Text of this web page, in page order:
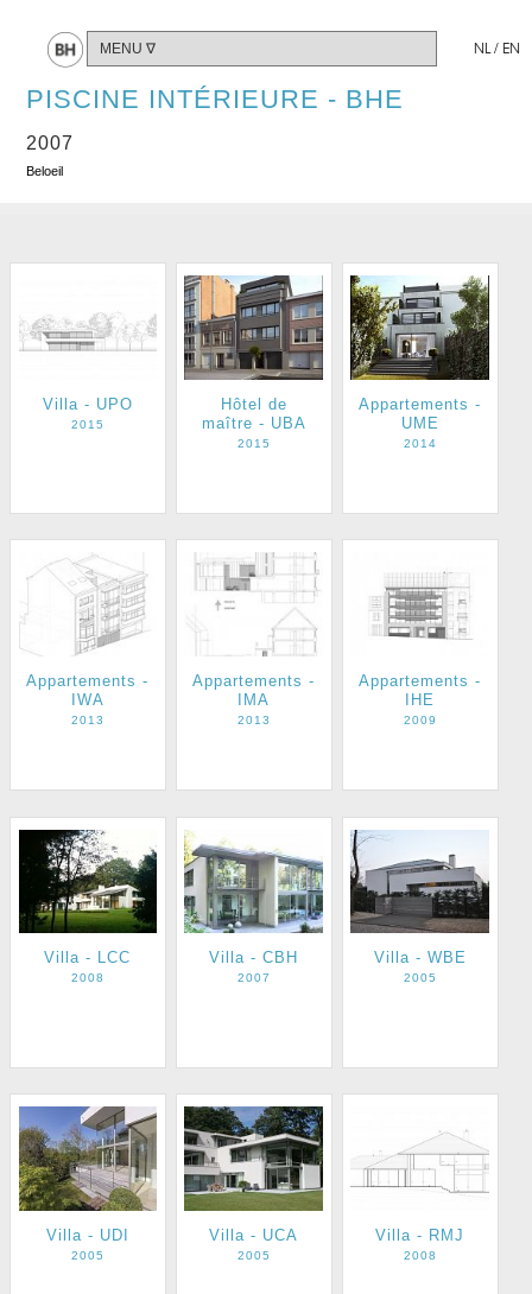
NL/ EN
PISCINE INTÉRIEURE - BHE
2007
Beloeil
Villa - UPO
2015
Hôtel de
maître - UBA
2015
Appartements -
UME
2014
Appartements -
IWA
2013
Appartements -
IMA
2013
Appartements -
IHE
2009
Villa - LCC
2008
Villa - CBH
2007
Villa - WBE
2005
Villa - UDI
2005
Villa - UCA
2005
Villa - RMJ
2008